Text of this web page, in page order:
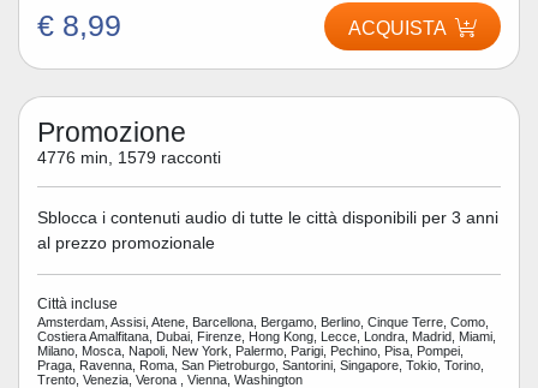
€ 8,99 ACQUISTA
Promozione
4776 min, 1579 racconti
Sblocca i contenuti audio di tutte le città disponibili per 3 anni
al prezzo promozionale
Città incluse
Amsterdam, Assisi, Atene, Barcellona, Bergamo, Berlino, Cinque Terre, Como,
Costiera Amalfitana, Dubai, Firenze, Hong Kong, Lecce, Londra, Madrid, Miami,
Milano, Mosca, Napoli, New York, Palermo, Parigi, Pechino, Pisa, Pompei,
Praga, Ravenna, Roma, San Pietroburgo, Santorini, Singapore, Tokio, Torino,
Trento, Venezia, Verona , Vienna, Washington